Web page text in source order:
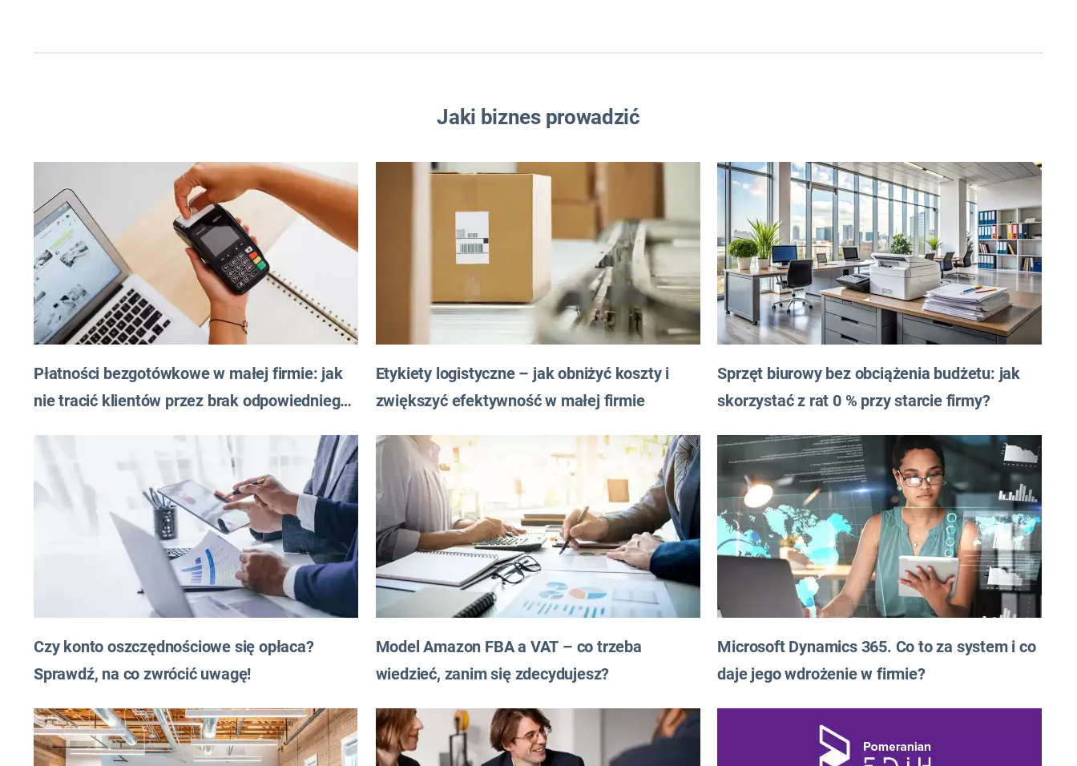
Jaki biznes prowadzić
Płatności bezgotówkowe w małej firmie: jak
nie tracić klientów przez brak odpowiedniego
Etykiety logistyczne – jak obniżyć koszty i
zwiększyć efektywność w małej firmie
Sprzęt biurowy bez obciążenia budżetu: jak
skorzystać z rat 0 % przy starcie firmy?
Czy konto oszczędnościowe się opłaca?
Sprawdź, na co zwrócić uwagę!
Model Amazon FBA a VAT – co trzeba
wiedzieć, zanim się zdecydujesz?
Microsoft Dynamics 365. Co to za system i co
daje jego wdrożenie w firmie?